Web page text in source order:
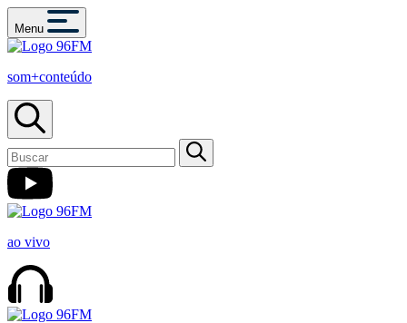
Menu
som+conteúdo
ao vivo